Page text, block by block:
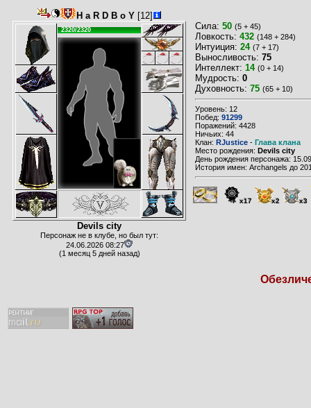
H a R D B o Y [12]
2320/2320
Devils city
Персонаж не в клубе, но был тут:
24.06.2026 08:27
(1 месяц 5 дней назад)
Сила: 50 (5 + 45)
Ловкость: 432 (148 + 284)
Интуиция: 24 (7 + 17)
Выносливость: 75
Интеллект: 14 (0 + 14)
Мудрость: 0
Духовность: 75 (65 + 10)
Уровень: 12
Побед: 91299
Поражений: 4428
Ничьих: 44
Клан: RJustice - Глава клана
Место рождения: Devils city
День рождения персонажа:
История имен: Archangels до
x17 x2 x3